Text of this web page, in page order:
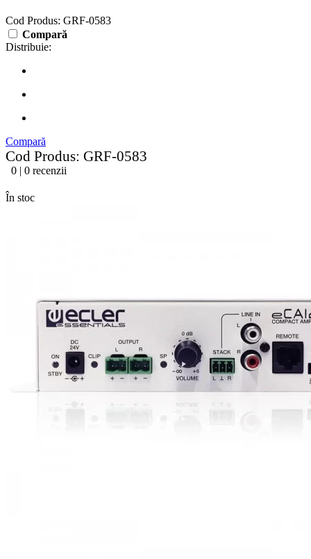
Cod Produs: GRF-0583
Compară
Distribuie:
Compară
Cod Produs: GRF-0583
0 | 0 recenzii
În stoc